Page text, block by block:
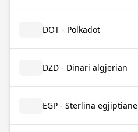
DOT - Polkadot
DZD - Dinari algjerian
EGP - Sterlina egjiptiane